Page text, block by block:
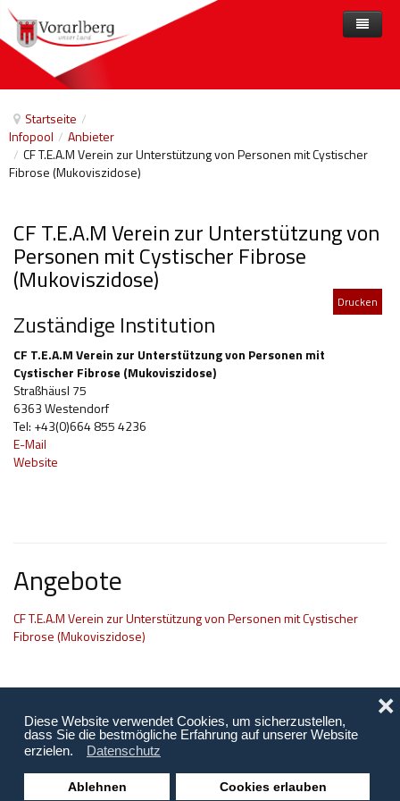
Diese Website verwendet Cookies, um sicherzustellen,
dass Sie die bestmögliche Erfahrung auf unserer Website
erzielen.
Datenschutz
Ablehnen Cookies erlauben
❌
Startseite /
Infopool / Anbieter
/ CF T.E.A.M Verein zur Unterstützung von Personen mit Cystischer
Fibrose (Mukoviszidose)
CF T.E.A.M Verein zur Unterstützung von
Personen mit Cystischer Fibrose
(Mukoviszidose)
Drucken
Zuständige Institution
CF T.E.A.M Verein zur Unterstützung von Personen mit
Cystischer Fibrose (Mukoviszidose)
Straßhäusl 75
6363 Westendorf
Tel: +43(0)664 855 4236
E-Mail
Website
Angebote
CF T.E.A.M Verein zur Unterstützung von Personen mit Cystischer
Fibrose (Mukoviszidose)
Home
Angebote nach Themen
Arbeit und Beschäftigung
Beihilfen, finanzielle Unterstützungen
Freizeit
Gesetze und Verordnungen
Gesetzliche Vertretungen
Gesundheitliche Rehabilitation
Hilfsmittel und Heilbehelfe
Kindheit und Jugend
Unterstützung, Beratung, Assistenz
Angebote A-Z
Anbieter
Aktuelles